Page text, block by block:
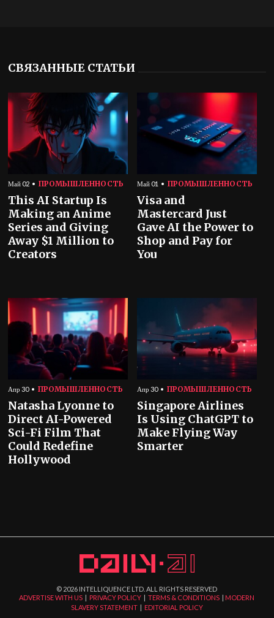
СВЯЗАННЫЕ СТАТЬИ
Май 02 ПРОМЫШЛЕННОСТЬ
This AI Startup Is
Making an Anime
Series and Giving
Away $1 Million to
Creators
Май 01 ПРОМЫШЛЕННОСТЬ
Visa and
Mastercard Just
Gave AI the Power to
Shop and Pay for
You
Апр 30 ПРОМЫШЛЕННОСТЬ
Natasha Lyonne to
Direct AI-Powered
Sci-Fi Film That
Could Redefine
Hollywood
Апр 30 ПРОМЫШЛЕННОСТЬ
Singapore Airlines
Is Using ChatGPT to
Make Flying Way
Smarter
© 2026 INTELLIQUENCE LTD. ALL RIGHTS RESERVED
ADVERTISE WITH US | PRIVACY POLICY |TERMS & CONDITIONS | MODERN
SLAVERY STATEMENT| EDITORIAL POLICY